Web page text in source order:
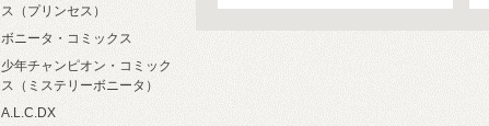
ス（プリンセス）
ボニータ・コミックス
少年チャンピオン・コミック
ス（ミステリーボニータ）
A.L.C.DX